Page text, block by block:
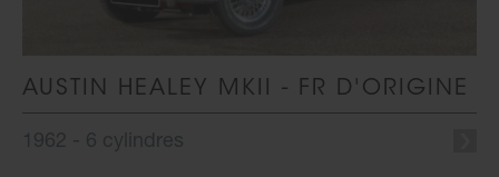
AUSTIN HEALEY MKII - FR D'ORIGINE
1962 - 6 cylindres